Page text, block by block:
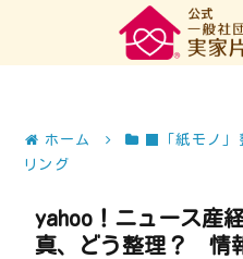
ホーム
■「紙モノ」
リング
yahoo！ニュース産
真、どう整理？ 情